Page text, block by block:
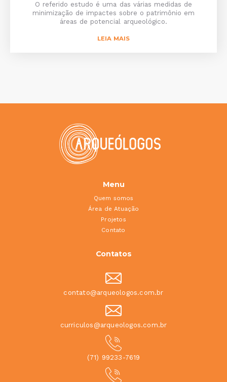
O referido estudo é uma das várias medidas de
minimização de impactes sobre o patrimônio em
áreas de potencial arqueológico.
LEIA MAIS
Menu
Quem somos
Área de Atuação
Projetos
Contato
Contatos
contato@arqueologos.com.br
curriculos@arqueologos.com.br
(71) 99233-7619